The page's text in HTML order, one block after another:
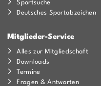
Sportsuche
Deutsches Sportabzeichen
Mitglieder-Service
Alles zur Mitgliedschaft
Downloads
Termine
Fragen & Antworten